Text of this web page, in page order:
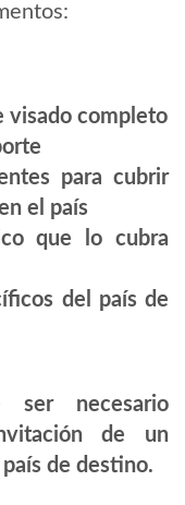
visado completo
para cubrir
el país
que lo cubra
del país de
ser necesario
de un
de destino.